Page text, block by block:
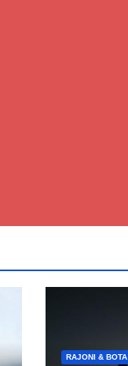
RAJONI & BOTA